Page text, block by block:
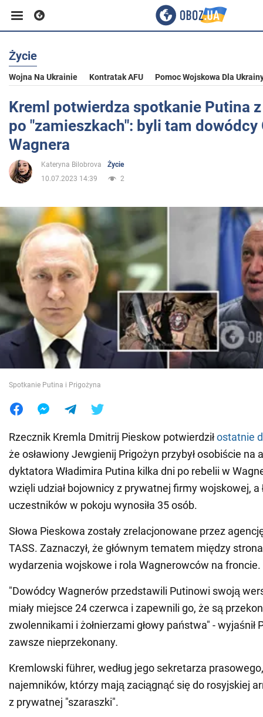
Biznes
Sport
Rozrywka
Życie
Polityka
Społeczeństwo
Wojna na Ukrainie
Świat
Jedzenie
Życie
Wojna Na Ukrainie Kontratak AFU Pomoc Wojskowa Dla
Kreml potwierdza spotkanie Putina
po "zamieszkach": byli tam dowódcy
Wagnera
Kateryna Bilobrova
Życie
10.07.2023 14:39
2
Spotkanie Putina i Prigożyna
Rzecznik Kremla Dmitrij Pieskow potwierdziłostatnie
że osławiony Jewgienij Prigożyn przybył osobiście na
dyktatora Władimira Putina kilka dni po rebelii w
wzięli udział bojownicy z prywatnej firmy wojskowej, a
uczestników w pokoju wynosiła 35 osób.
Słowa Pieskowa zostały zrelacjonowane przez
TASS. Zaznaczył, że głównym tematem między
wydarzenia wojskowe i rola Wagnerowców na froncie.
"Dowódcy Wagnerów przedstawili Putinowi swoją
miały miejsce 24 czerwca i zapewnili go, że są
zwolennikami i żołnierzami głowy państwa" - wyjaśnił
zawsze nieprzekonany.
Kremlowski führer, według jego sekretarza
najemników, którzy mają zaciągnąć się do rosyjskiej
z prywatnej "szaraszki".